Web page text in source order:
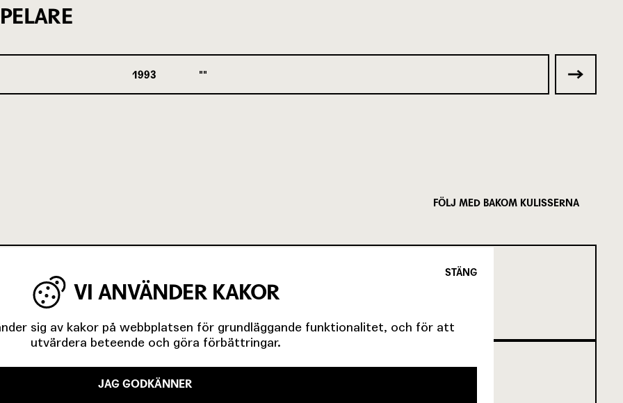
1993
FÖLJ MED BAKOM KULISSERNA
MINUTER OM UNGAS RÄTT TILL SCENKONST
OCH KÖPENHAMNSTRILOGIN
STÄNG
VI ANVÄNDER KAKOR
sig av kakor på webbplatsen för grundläggande funktionalitet, och för att
utvärdera beteende och göra förbättringar.
JAG GODKÄNNER